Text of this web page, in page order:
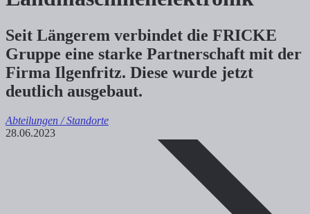
Seit Längerem verbindet die FRICKE
Gruppe eine starke Partnerschaft mit der
Firma Ilgenfritz. Diese wurde jetzt
deutlich ausgebaut.
Abteilungen / Standorte
28.06.2023